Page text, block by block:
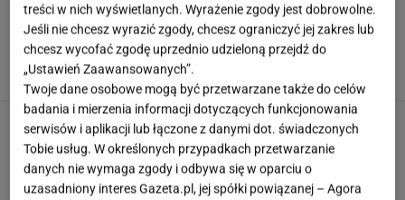
Hyży dosadnie odpowiedziała hejterom.
"Skończyła mi się cierpliwość"
Słowa, których używały nasze prababcie.
Udowodnij, że wiesz o co chodzi
treści w nich wyświetlanych. Wyrażenie zgody jest dobrowolne.
Jeśli nie chcesz wyrazić zgody, chcesz ograniczyć jej zakres lub
chcesz wycofać zgodę uprzednio udzieloną przejdź do
„Ustawień Zaawansowanych”.
Twoje dane osobowe mogą być przetwarzane także do celów
badania i mierzenia informacji dotyczących funkcjonowania
serwisów i aplikacji lub łączone z danymi dot. świadczonych
Tobie usług. W określonych przypadkach przetwarzanie
danych nie wymaga zgody i odbywa się w oparciu o
uzasadniony interes Gazeta.pl, jej spółki powiązanej – Agora